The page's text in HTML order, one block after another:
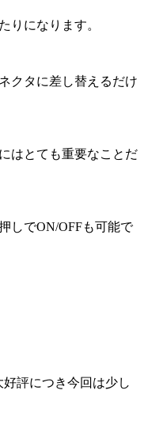
りになります。
クタに差し替えるだけ
はとても重要なことだ
しでON/OFFも可能で
評につき今回は少し